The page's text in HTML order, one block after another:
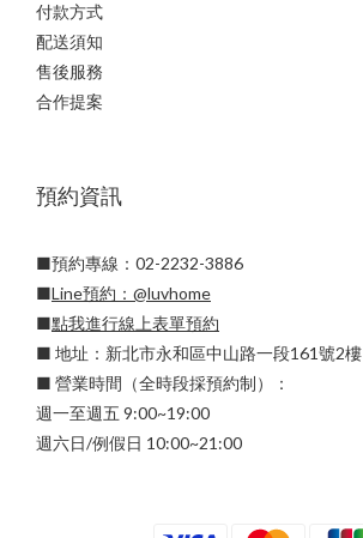
付款方式
配送須知
售後服務
合作提案
預約資訊
■預約專線：02-2232-3886
■Line預約： @luvhome
■點我進行線上表單預約
■ 地址：新北市永和區中山路一段161號2樓
■ 營業時間（全時段採預約制）：
週一至週五 9:00~19:00
週六日/例假日 10:00~21:00